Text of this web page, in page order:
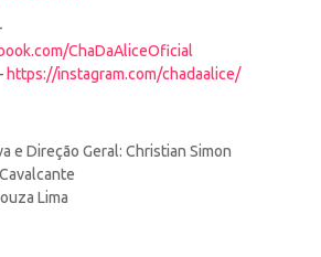
ChaDaAliceOficial
https://instagram.com/chadaalice/
e Direção Geral: Christian Simon
Lima